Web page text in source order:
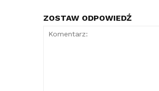
ZOSTAW ODPOWIEDŹ